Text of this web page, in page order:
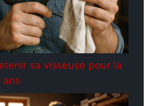
sa visseuse pour la
ans